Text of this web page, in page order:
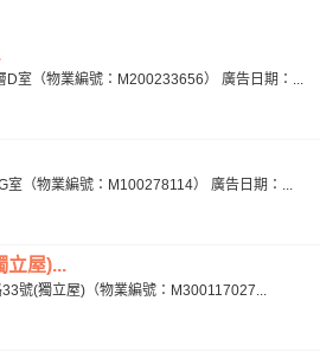
室（物業編號：M200233656） 廣告日期：...
（物業編號：M100278114） 廣告日期：...
立屋)...
號(獨立屋)（物業編號：M300117027...